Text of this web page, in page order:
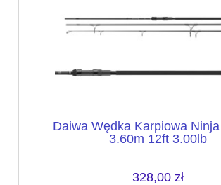
Daiwa Wędka Karpiowa
3.60m 12ft 3.00lb
328,00 zł